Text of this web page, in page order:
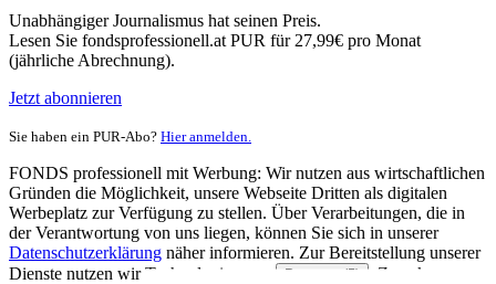
Unabhängiger Journalismus hat seinen Preis.
Lesen Sie fondsprofessionell.at PUR für 27,99€ pro Monat
(jährliche Abrechnung).
Jetzt abonnieren
Sie haben ein PUR-Abo? Hier anmelden.
FONDS professionell mit Werbung: Wir nutzen aus wirtschaftlichen
Gründen die Möglichkeit, unsere Webseite Dritten als digitalen
Werbeplatz zur Verfügung zu stellen. Über Verarbeitungen, die in
der Verantwortung von uns liegen, können Sie sich in unserer
Datenschutzerklärung näher informieren. Zur Bereitstellung unserer
Dienste nutzen wir Technologien von
Partnern (5)
. Zwecke: